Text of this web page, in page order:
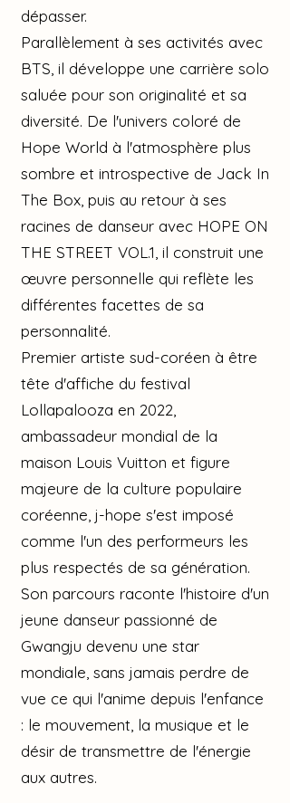
dépasser.
Parallèlement à ses activités avec
BTS, il développe une carrière solo
saluée pour son originalité et sa
diversité. De l'univers coloré de
Hope World à l'atmosphère plus
sombre et introspective de Jack In
The Box, puis au retour à ses
racines de danseur avec HOPE ON
THE STREET VOL.1, il construit une
œuvre personnelle qui reflète les
différentes facettes de sa
personnalité.
Premier artiste sud-coréen à être
tête d'affiche du festival
Lollapalooza en 2022,
ambassadeur mondial de la
maison Louis Vuitton et figure
majeure de la culture populaire
coréenne, j-hope s'est imposé
comme l'un des performeurs les
plus respectés de sa génération.
Son parcours raconte l'histoire d'un
jeune danseur passionné de
Gwangju devenu une star
mondiale, sans jamais perdre de
vue ce qui l'anime depuis l'enfance
: le mouvement, la musique et le
désir de transmettre de l'énergie
aux autres.